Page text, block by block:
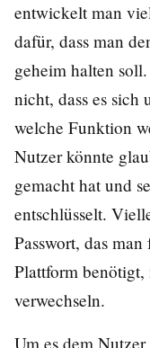
entwickelt man
dafür, dass man
geheim halten
nicht, dass es sich
welche Funktion
Nutzer könnte
gemacht hat und
entschlüsselt.
Passwort, das
Plattform benötigt,
verwechseln.
Um es dem